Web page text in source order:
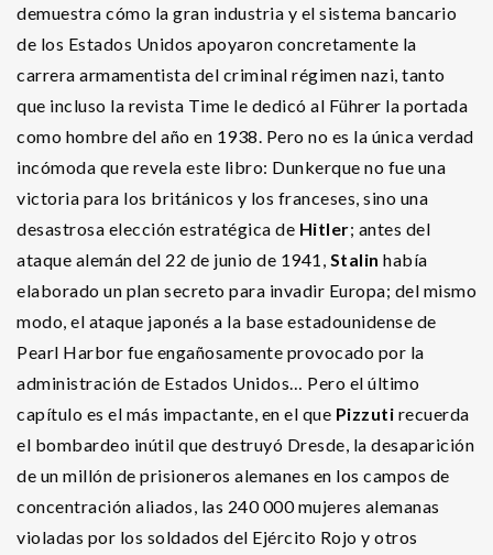
demuestra cómo la gran industria y el sistema bancario
de los Estados Unidos apoyaron concretamente la
carrera armamentista del criminal régimen nazi, tanto
que incluso la revista Time le dedicó al Führer la portada
como hombre del año en 1938. Pero no es la única verdad
incómoda que revela este libro: Dunkerque no fue una
victoria para los británicos y los franceses, sino una
desastrosa elección estratégica de Hitler; antes del
ataque alemán del 22 de junio de 1941, Stalin había
elaborado un plan secreto para invadir Europa; del mismo
modo, el ataque japonés a la base estadounidense de
Pearl Harbor fue engañosamente provocado por la
administración de Estados Unidos… Pero el último
capítulo es el más impactante, en el que Pizzuti recuerda
el bombardeo inútil que destruyó Dresde, la desaparición
de un millón de prisioneros alemanes en los campos de
concentración aliados, las 240 000 mujeres alemanas
violadas por los soldados del Ejército Rojo y otros